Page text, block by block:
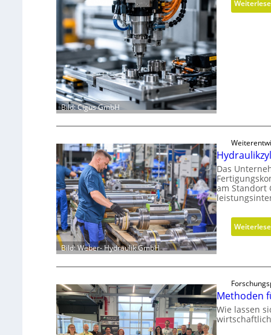
Bild: Cigus GmbH
Bild: Weber- Hydraulik GmbH
Das
am Standort
Methoden
Wie lassen